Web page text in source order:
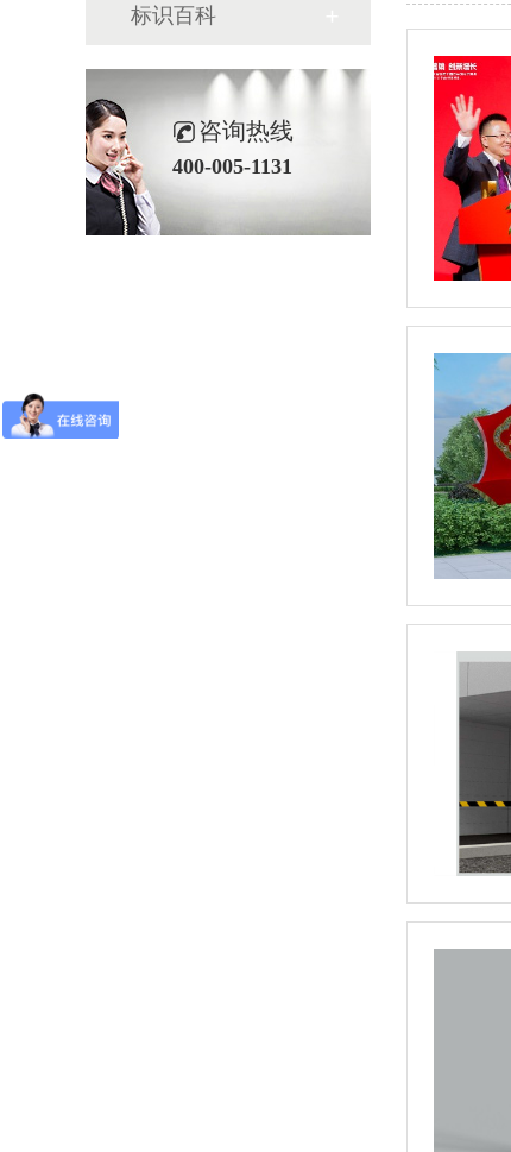
标识百科
咨询热线
400-005-1131